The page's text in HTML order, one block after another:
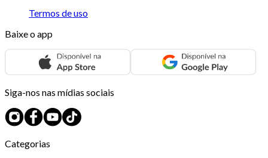
Termos de uso
Baixe o app
Siga-nos nas mídias sociais
Categorias